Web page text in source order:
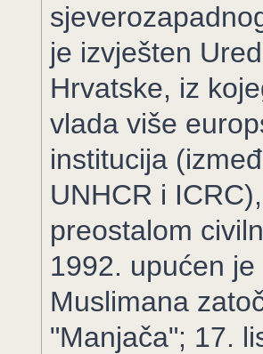
je izvješten
Hrvatske, iz
vlada više
institucija
UNHCR i
preostalom
1992. upućen
Muslimana
"Manjača"; 17.